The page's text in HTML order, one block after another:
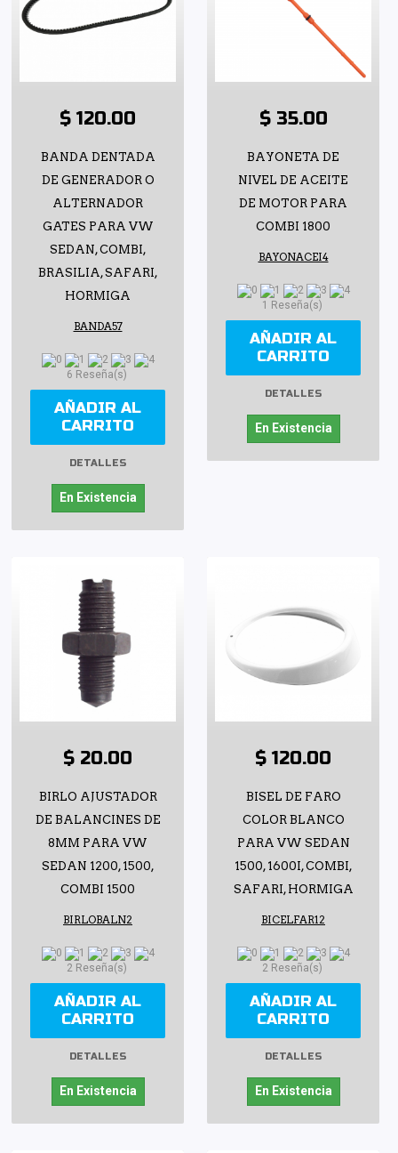
$ 120.00
BANDA DENTADA
DE GENERADOR O
ALTERNADOR
GATES PARA VW
SEDAN, COMBI,
BRASILIA, SAFARI,
HORMIGA
BANDA57
6 Reseña(s)
AÑADIR AL
CARRITO
DETALLES
En Existencia
$ 35.00
BAYONETA DE
NIVEL DE ACEITE
DE MOTOR PARA
COMBI 1800
BAYONACEI4
1 Reseña(s)
AÑADIR AL
CARRITO
DETALLES
En Existencia
$ 20.00
BIRLO AJUSTADOR
DE BALANCINES DE
8MM PARA VW
SEDAN 1200, 1500,
COMBI 1500
BIRLOBALN2
2 Reseña(s)
AÑADIR AL
CARRITO
DETALLES
En Existencia
$ 120.00
BISEL DE FARO
COLOR BLANCO
PARA VW SEDAN
1500, 1600I, COMBI,
SAFARI, HORMIGA
BICELFAR12
2 Reseña(s)
AÑADIR AL
CARRITO
DETALLES
En Existencia